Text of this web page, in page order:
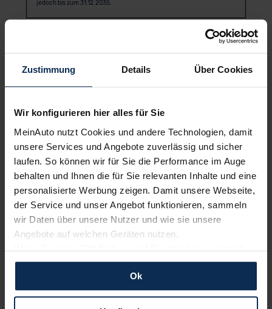
Zustimmung Details Über Cookies
Wir konfigurieren hier alles für Sie
MeinAuto nutzt Cookies und andere Technologien, damit
unsere Services und Angebote zuverlässig und sicher
laufen. So können wir für Sie die Performance im Auge
behalten und Ihnen die für Sie relevanten Inhalte und eine
personalisierte Werbung zeigen. Damit unsere Webseite,
der Service und unser Angebot funktionieren, sammeln
wir Daten über unsere Nutzer und wie sie unsere
Angebote auf welchen Geräten nutzen.
Wenn Sie das „OK“ finden, sind Sie damit einverstanden
und erlauben uns Cookies für unseren Service zu
verwenden und diese Daten an Dritte weiterzugeben,
etwa an unsere Marketingpartner. Falls Sie dem nicht
zustimmen möchten, beschränken wir uns auf die
Ok
jedoch bis zum 31.12.2035.
Anbieter
Leasing, Finanzierung und Kauf von Neu- und
Gebrauchtwagen. Bei uns kannst du Fahrzeuge vieler Marken
transparent vergleichen und vollständig digital bestellen.
Flexible Zahlungsarten, eine große Angebotsvielfalt und
markenunabhängige Beratung durch persönliche
CarCoaches unterstützen dich dabei, das passende Fahrzeug
für deine individuelle Lebenssituation zu finden. Gemeinsam
mit der Mobility Concept GmbH übernehmen wir alle
Formalitäten – von der Vertragsabwicklung bis zur
Fahrzeugübergabe. So erhältst du alles aus einer Hand, damit
du dich auf das konzentrieren kannst, was wirklich zählt: Dein